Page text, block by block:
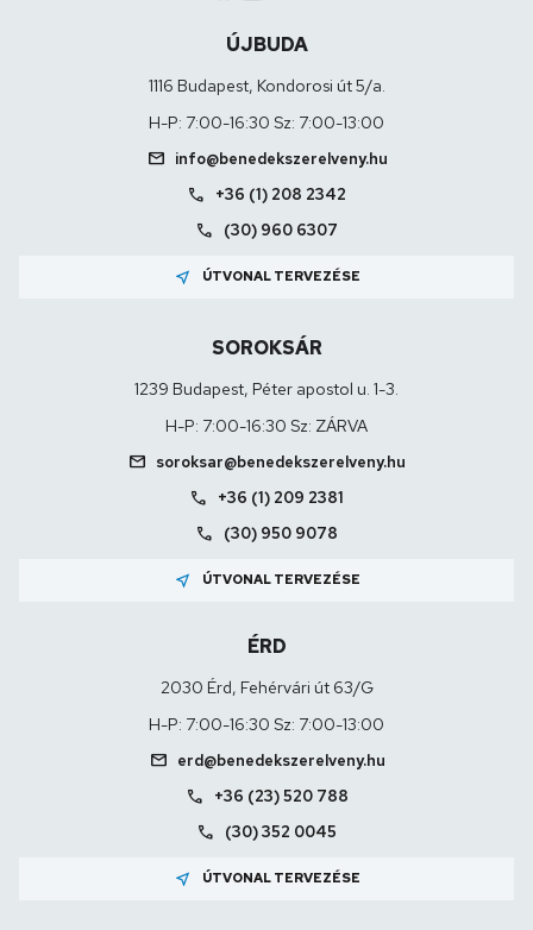
ÚJBUDA
1116 Budapest, Kondorosi út 5/a.
H-P: 7:00-16:30 Sz: 7:00-13:00
mail info@benedekszerelveny.hu
call +36 (1) 208 2342
call (30) 960 6307
near_me ÚTVONAL TERVEZÉSE
SOROKSÁR
1239 Budapest, Péter apostol u. 1-3.
H-P: 7:00-16:30 Sz: ZÁRVA
mail soroksar@benedekszerelveny.hu
call +36 (1) 209 2381
call (30) 950 9078
near_me ÚTVONAL TERVEZÉSE
ÉRD
2030 Érd, Fehérvári út 63/G
H-P: 7:00-16:30 Sz: 7:00-13:00
mail erd@benedekszerelveny.hu
call +36 (23) 520 788
call (30) 352 0045
near_me ÚTVONAL TERVEZÉSE